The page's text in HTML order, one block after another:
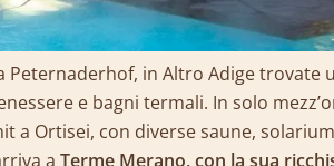
in Altro Adige trovate
e bagni termali. In solo
a Ortisei, con diverse saune,
a Terme Merano, con la sua